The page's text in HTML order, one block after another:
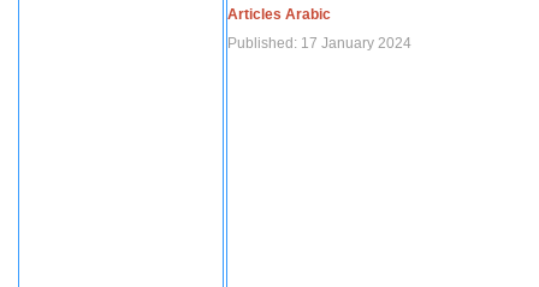
Articles Arabic
Published: 17 January 2024